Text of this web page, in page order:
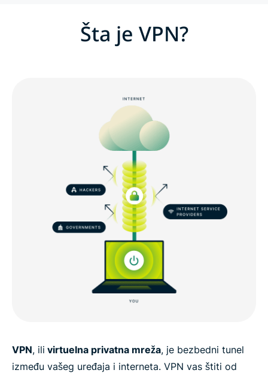
Šta je VPN?
VPN, ili virtuelna privatna mreža, je bezbedni tunel
između vašeg uređaja i interneta. VPN vas štiti od